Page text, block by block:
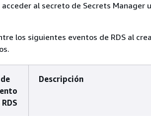
acceder al secreto de Secrets Manager
los siguientes eventos de RDS al
Descripción